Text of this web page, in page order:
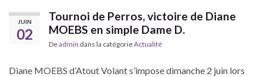
JUIN
02
Tournoi de Perros, victoire de Diane
MOEBS en simple Dame D.
Deadmin dans la catégorieActualité
Diane MOEBS d’Atout Volant s’impose dimanche 2 juin lors